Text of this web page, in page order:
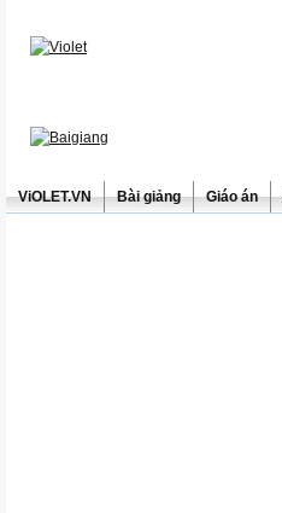
ViOLET.VN Bài giảng Giáo án